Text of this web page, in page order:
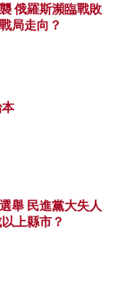
俄羅斯瀕臨戰敗
局走向？
舉 民進黨大失人
上縣市？